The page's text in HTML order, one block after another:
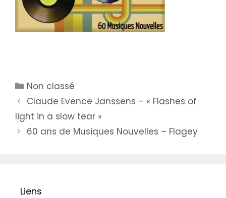
Catégories
Non classé
Claude Evence Janssens – « Flashes of
light in a slow tear »
60 ans de Musiques Nouvelles – Flagey
Liens